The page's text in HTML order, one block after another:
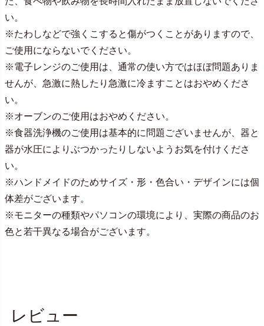
い。
※たわしなどで強くこすると傷がつくことがありますので、
ご使用にならないでください。
※電子レンジのご使用は、通常の使い方ではほぼ問題ありま
せんが、急激に熱したり急激に冷ますことはおやめくださ
い。
※オーブンのご使用はおやめください。
※食器洗浄機のご使用は基本的に問題ございませんが、器と
器が水圧によりぶつかったりしないようお気を付けくださ
い。
※ハンドメイドのためサイズ・形・色合い・デザインには個
体差がございます。
※モニターの種類やパソコンの環境により、実際の商品のお
色と若干異なる場合がございます。
レビュー